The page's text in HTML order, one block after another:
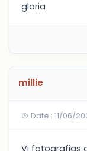
gloria
millie
Date : 11/06/
Vi fotografias